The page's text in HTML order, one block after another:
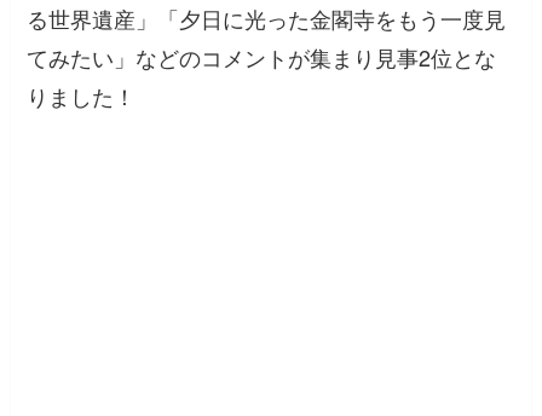
る世界遺産」「夕日に光った金閣寺をもう一度見
てみたい」 などのコメントが集まり見事2位とな
りました！